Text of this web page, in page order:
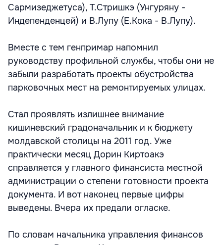
Сармизеджетуса), Т.Стришкэ (Унгуряну -
Индепенденцей) и В.Лупу (Е.Кока - В.Лупу).
Вместе с тем генпримар напомнил
руководству профильной службы, чтобы они не
забыли разработать проекты обустройства
парковочных мест на ремонтируемых улицах.
Стал проявлять излишнее внимание
кишиневский градоначальник и к бюджету
молдавской столицы на 2011 год. Уже
практически месяц Дорин Киртоакэ
справляется у главного финансиста местной
администрации о степени готовности проекта
документа. И вот наконец первые цифры
выведены. Вчера их предали огласке.
По словам начальника управления финансов